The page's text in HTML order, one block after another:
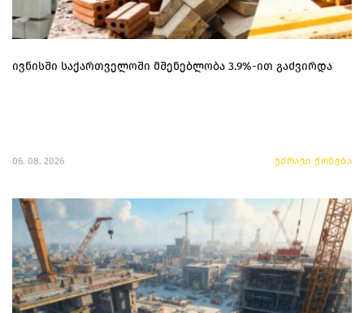
ივნისში საქართველოში მშენებლობა 3.9%-ით გაძვირდა
06. 08. 2026 უძრავი ქონება